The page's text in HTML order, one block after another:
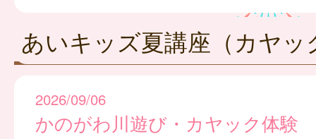
あいキッズ夏講座（カヤッ
2026/09/06
かのがわ川遊び・カヤック体験